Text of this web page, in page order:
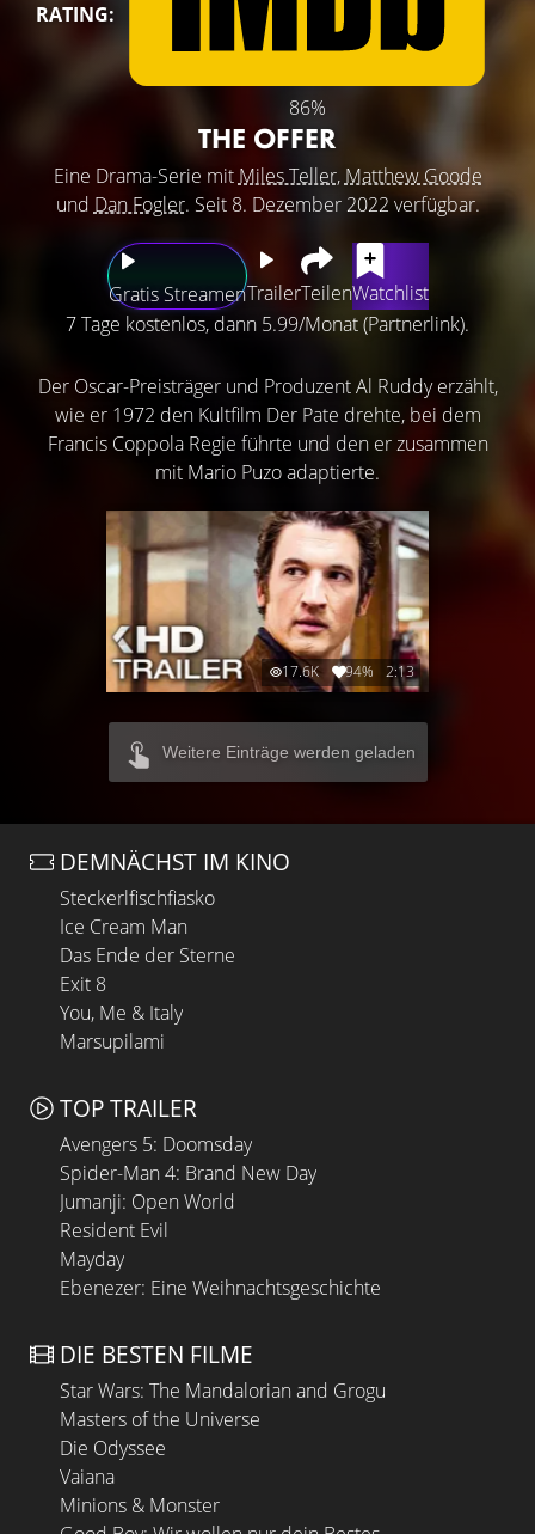
RATING:
86%
THE OFFER
Eine Drama-Serie mit Miles Teller, Matthew Goode
und Dan Fogler. Seit 8. Dezember 2022 verfügbar.
Gratis StreamenTrailerTeilenWatchlist
7 Tage kostenlos, dann 5.99/Monat (Partnerlink).
Der Oscar-Preisträger und Produzent Al Ruddy erzählt,
wie er 1972 den Kultfilm Der Pate drehte, bei dem
Francis Coppola Regie führte und den er zusammen
mit Mario Puzo adaptierte.
17.6K 94% 2:13
Weitere Einträge werden geladen
DEMNÄCHST IM KINO
Steckerlfischfiasko
Ice Cream Man
Das Ende der Sterne
Exit 8
You, Me & Italy
Marsupilami
TOP TRAILER
Avengers 5: Doomsday
Spider-Man 4: Brand New Day
Jumanji: Open World
Resident Evil
Mayday
Ebenezer: Eine Weihnachtsgeschichte
DIE BESTEN FILME
Star Wars: The Mandalorian and Grogu
Masters of the Universe
Die Odyssee
Vaiana
Minions & Monster